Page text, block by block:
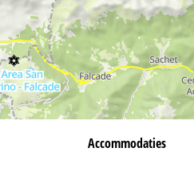
Accommodaties